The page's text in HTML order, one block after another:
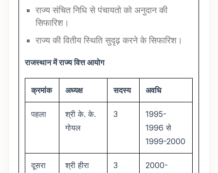
राज्य संचित निधि से पंचायतो को अनुदान की
सिफारिश।
राज्य की वितीय स्थिति सुदृढ़ करने के सिफारिश।
राजस्थान में राज्य वित्त आयोग
क्रमांक अध्यक्ष सदस्य अवधि
पहला
श्री के. के.
गोयल
3
1995-
1996 से
1999-2000
दूसरा
श्री हीरा
3
2000-